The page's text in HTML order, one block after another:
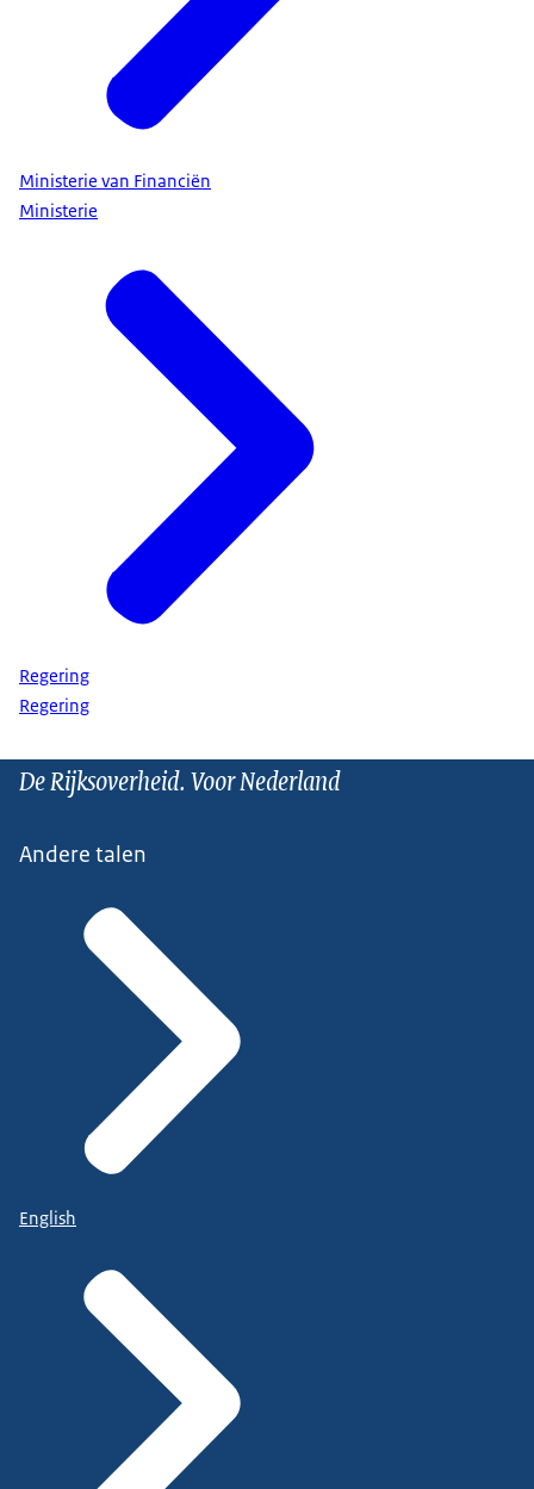
Ministerie van Financiën
Ministerie
Regering
Regering
De Rijksoverheid. Voor Nederland
Andere talen
English